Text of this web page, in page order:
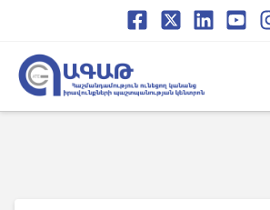
Content
navigation